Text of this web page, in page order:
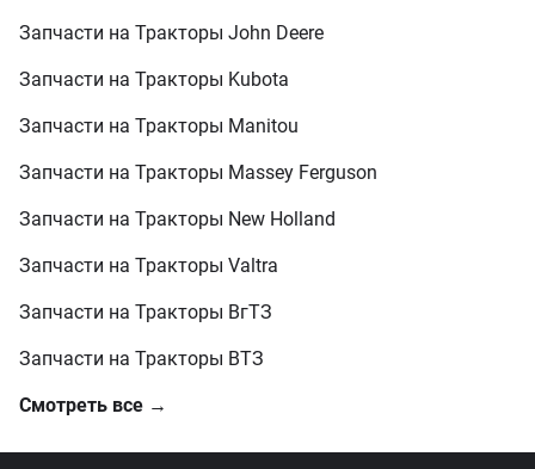
Запчасти на Тракторы John Deere
Запчасти на Тракторы Kubota
Запчасти на Тракторы Manitou
Запчасти на Тракторы Massey Ferguson
Запчасти на Тракторы New Holland
Запчасти на Тракторы Valtra
Запчасти на Тракторы ВгТЗ
Запчасти на Тракторы ВТЗ
Смотреть все →